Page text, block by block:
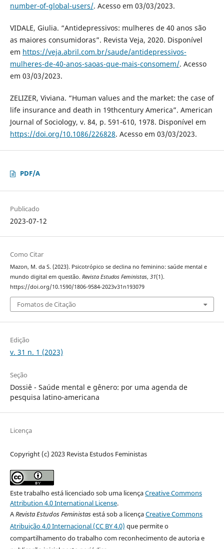
number-of-global-users/. Acesso em 03/03/2023.
VIDALE, Giulia. “Antidepressivos: mulheres de 40 anos são
as maiores consumidoras”. Revista Veja, 2020. Disponível
em https://veja.abril.com.br/saude/antidepressivos-
mulheres-de-40-anos-saoas-que-mais-consomem/. Acesso
em 03/03/2023.
ZELIZER, Viviana. “Human values and the market: the case of
life insurance and death in 19thcentury America”. American
Journal of Sociology, v. 84, p. 591-610, 1978. Disponível em
https://doi.org/10.1086/226828. Acesso em 03/03/2023.
PDF/A
Publicado
2023-07-12
Como Citar
Mazon, M. da S. (2023). Psicotrópico se declina no feminino: saúde mental e
mundo digital em questão. Revista Estudos Feministas, 31(1).
https://doi.org/10.1590/1806-9584-2023v31n193079
Fomatos de Citação
Edição
v. 31 n. 1 (2023)
Seção
Dossiê - Saúde mental e gênero: por uma agenda de
pesquisa latino-americana
Licença
Copyright (c) 2023 Revista Estudos Feministas
Este trabalho está licenciado sob uma licençaCreative Commons
Attribution 4.0 International License.
ARevista Estudos Feministasestá sob a licençaCreative Commons
Atribuição 4.0 Internacional (CC BY 4.0) que permite o
compartilhamento do trabalho com reconhecimento de autoria e